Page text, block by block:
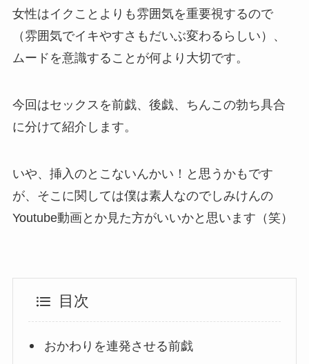
女性はイクことよりも雰囲気を重要視するので
（雰囲気でイキやすさもだいぶ変わるらしい）、
ムードを意識することが何より大切です。
今回はセックスを前戯、後戯、ちんこの勃ち具合
に分けて紹介します。
いや、挿入のとこないんかい！と思うかもです
が、そこに関しては僕は素人なのでしみけんの
Youtube動画とか見た方がいいかと思います（笑）
目次
おかわりを連発させる前戯